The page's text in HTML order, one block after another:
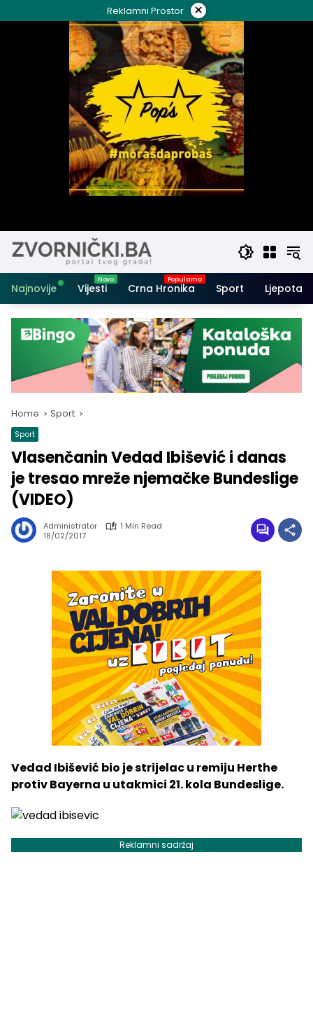
to
Reklamni Prostor ×
Najnovije Vijesti Crna Hronika Sport Ljepota i
Home Sport
Sport
Vlasenčanin Vedad Ibišević i danas
je tresao mreže njemačke Bundeslige
(VIDEO)
Administrator
1 Min Read
18/02/2017
Vedad Ibišević bio je strijelac u remiju Herthe
protiv Bayerna u utakmici 21. kola Bundeslige.
Reklamni sadržaj